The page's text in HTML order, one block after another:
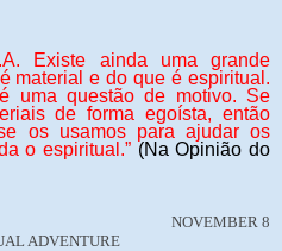
Existe ainda uma grande
material e do que é espiritual.
uma questão de motivo. Se
de forma egoísta, então
os usamos para ajudar os
o espiritual.” (Na Opinião do
NOVEMBER 8
ADVENTURE